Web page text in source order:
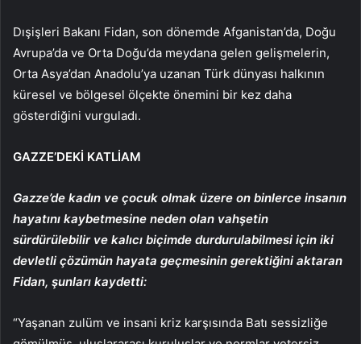
Dışişleri Bakanı Fidan, son dönemde Afganistan’da, Doğu
Avrupa’da ve Orta Doğu’da meydana gelen gelişmelerin,
Orta Asya’dan Anadolu’ya uzanan Türk dünyası halkının
küresel ve bölgesel ölçekte önemini bir kez daha
gösterdiğini vurguladı.
GAZZE’DEKİ KATLİAM
Gazze’de kadın ve çocuk olmak üzere on binlerce insanın
hayatını kaybetmesine neden olan vahşetin
sürdürülebilir ve kalıcı biçimde durdurulabilmesi için iki
devletli çözümün hayata geçmesinin gerektiğini aktaran
Fidan, şunları kaydetti:
“Yaşanan zulüm ve insani kriz karşısında Batı sessizliğe